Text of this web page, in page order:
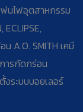
วพ่นไฟอุตสาหกรรม
ECLIPSE,
น A.O. SMITH เคมี
ารกัดกร่อน
งระบบบอยเลอร์